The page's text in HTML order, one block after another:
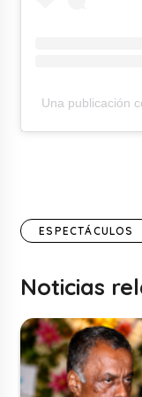
Una publicación
ESPECTÁCULOS
Noticias